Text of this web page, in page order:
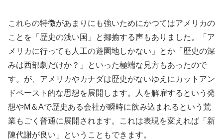
これらの特徴があまりにも強いためにかつてはアメリカの
ことを「歴史の浅い国」と揶揄する声もありました。「ア
メリカに行っても人工の遊園地しかない」とか「歴史の深
みは西部劇だけか？」といった極端な見方もあったので
す。が、アメリカやカナダは歴史がないゆえにカットアン
ドペースト的な思想を展開します。人を解雇するという発
想やM＆Aで歴史ある会社が瞬時に飲み込まれるという荒
業もごく普通に展開されます。これは表現を変えれば「新
陳代謝が良い」ということもできます。